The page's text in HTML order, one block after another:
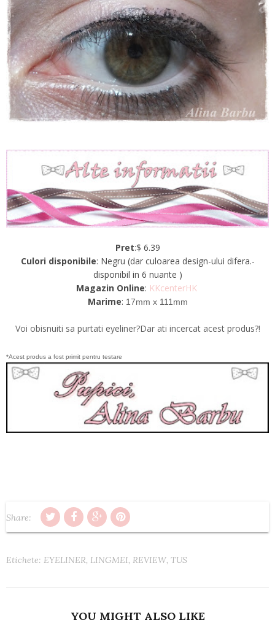
Pret:$ 6.39
Culori disponibile: Negru (dar culoarea design-ului difera.-
disponibil in 6 nuante )
Magazin Online: KKcenterHK
Marime: 17mm x 111mm
Voi obisnuiti sa purtati eyeliner?Dar ati incercat acest produs?!
*Acest produs a fost primit pentru testare
Share:
Etichete: EYELINER, LINGMEI, REVIEW, TUS
YOU MIGHT ALSO LIKE